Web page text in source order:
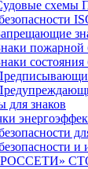
схемы
пожарной
состояния
для знаков
СТО